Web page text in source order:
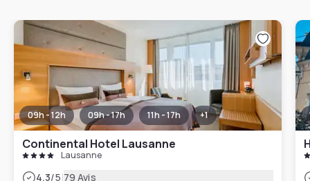
09h - 12h 09h - 17h 11h - 17h +1
Continental Hotel Lausanne
Lausanne
4.3/5|79 Avis